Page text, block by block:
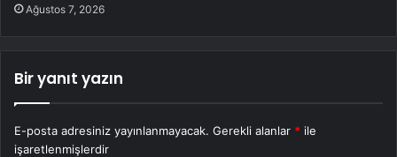
Ağustos 7, 2026
Bir yanıt yazın
E-posta adresiniz yayınlanmayacak. Gerekli alanlar * ile
işaretlenmişlerdir